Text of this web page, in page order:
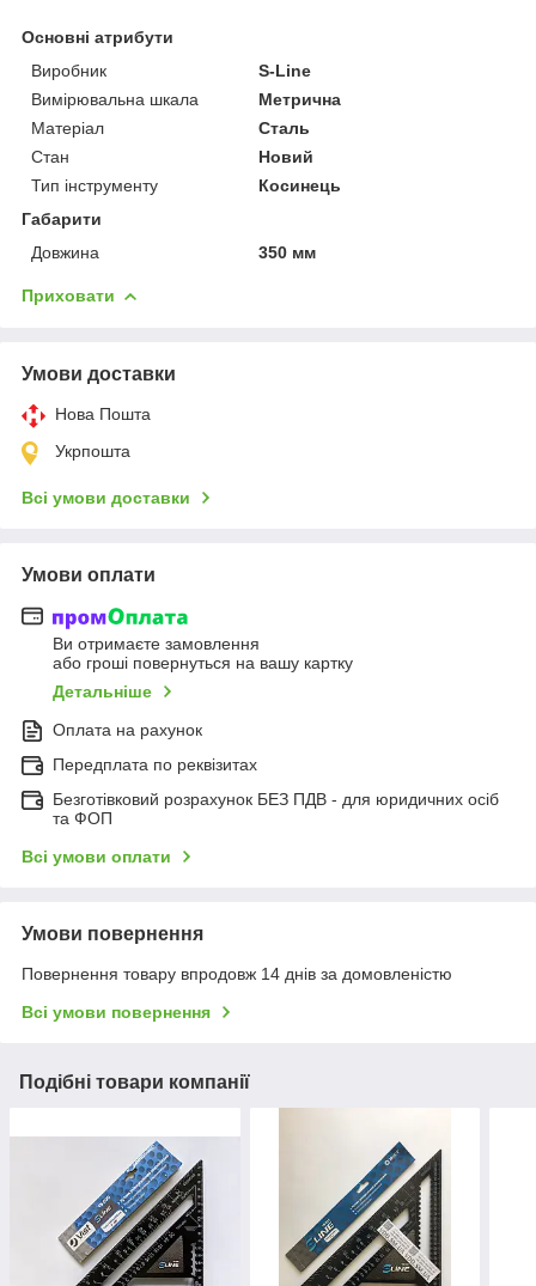
Основні атрибути
Виробник
S-Line
Вимірювальна шкала
Метрична
Матеріал
Сталь
Стан
Новий
Тип інструменту
Косинець
Габарити
Довжина
350 мм
Приховати
Умови доставки
Нова Пошта
Укрпошта
Всі умови доставки
Умови оплати
Ви отримаєте замовлення
або гроші повернуться на вашу картку
Детальніше
Оплата на рахунок
Передплата по реквізитах
Безготівковий розрахунок БЕЗ ПДВ - для юридичних осіб
та ФОП
Всі умови оплати
Умови повернення
Повернення товару впродовж 14 днів за домовленістю
Всі умови повернення
Подібні товари компанії